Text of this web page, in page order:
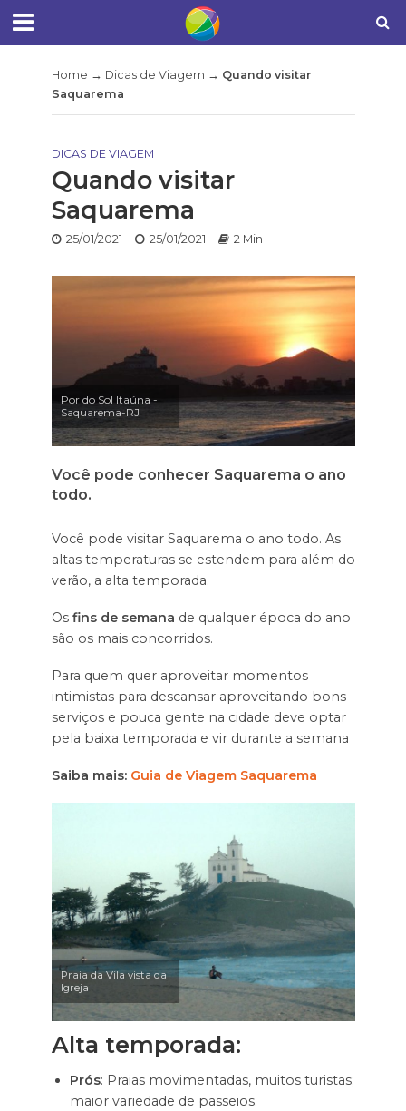
Home → Dicas de Viagem → Quando visitar
Saquarema
DICAS DE VIAGEM
Quando visitar
Saquarema
25/01/2021 25/01/2021 2 Min
Por do Sol Itaúna -
Saquarema-RJ
Você pode conhecer Saquarema o ano
todo.
Você pode visitar Saquarema o ano todo. As
altas temperaturas se estendem para além do
verão, a alta temporada.
Os fins de semana de qualquer época do ano
são os mais concorridos.
Para quem quer aproveitar momentos
intimistas para descansar aproveitando bons
serviços e pouca gente na cidade deve optar
pela baixa temporada e vir durante a semana
Saiba mais:Guia de Viagem Saquarema
Praia da Vila vista da
Igreja
Alta temporada:
Prós: Praias movimentadas, muitos turistas;
maior variedade de passeios.